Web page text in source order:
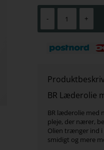
- +
BR Læderolie
BR læderolie med
pleje, der nærer,
Olien trænger ind
smidigt og mere